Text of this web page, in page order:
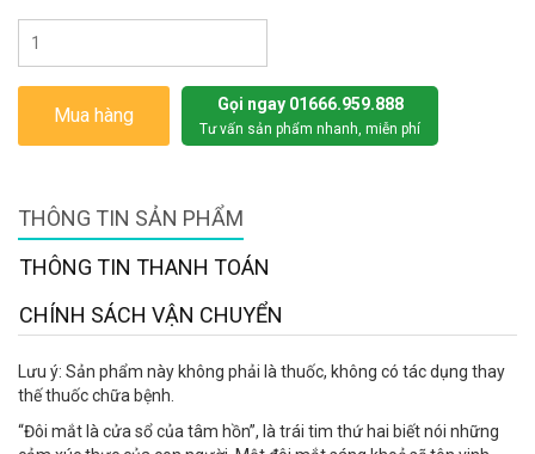
Mua hàng Gọi ngay 01666.959.888
Tư vấn sản phẩm nhanh, miễn phí
THÔNG TIN SẢN PHẨM
THÔNG TIN THANH TOÁN
CHÍNH SÁCH VẬN CHUYỂN
Lưu ý: Sản phẩm này không phải là thuốc, không có tác dụng thay
thế thuốc chữa bệnh.
“Đôi mắt là cửa sổ của tâm hồn”, là trái tim thứ hai biết nói những